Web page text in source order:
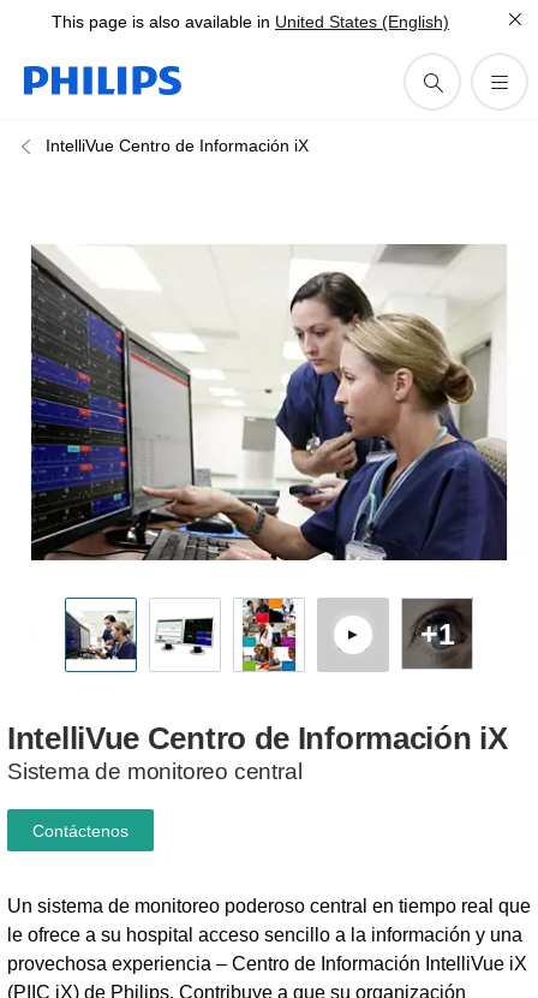
This page is also available in United States (English)
IntelliVue Centro de Información iX
+1
IntelliVue Centro de Información iX
Sistema de monitoreo central
Un sistema de monitoreo poderoso central en tiempo real que
le ofrece a su hospital acceso sencillo a la información y una
provechosa experiencia – Centro de Información IntelliVue iX
(PIIC iX) de Philips. Contribuye a que su organización
Contáctenos